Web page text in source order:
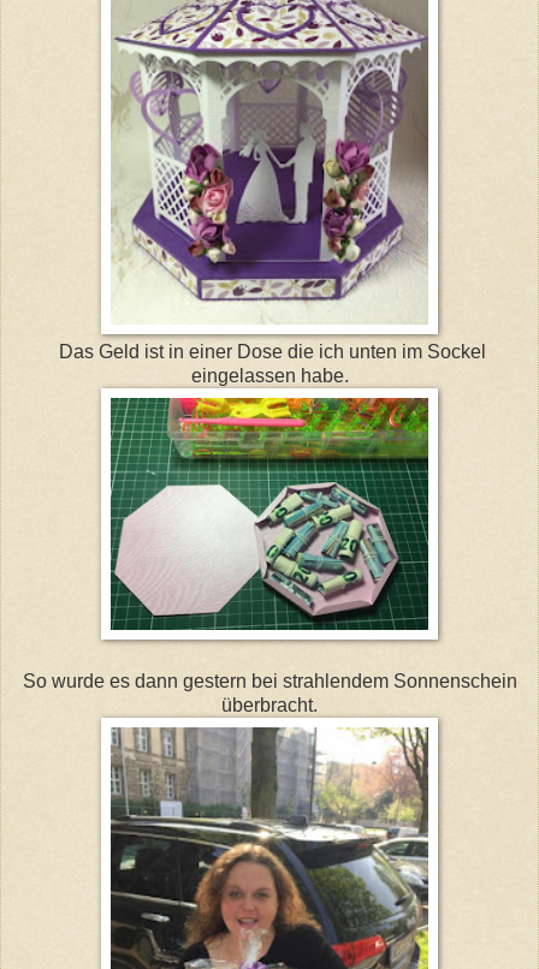
Das Geld ist in einer Dose die ich unten im Sockel
eingelassen habe.
So wurde es dann gestern bei strahlendem Sonnenschein
überbracht.